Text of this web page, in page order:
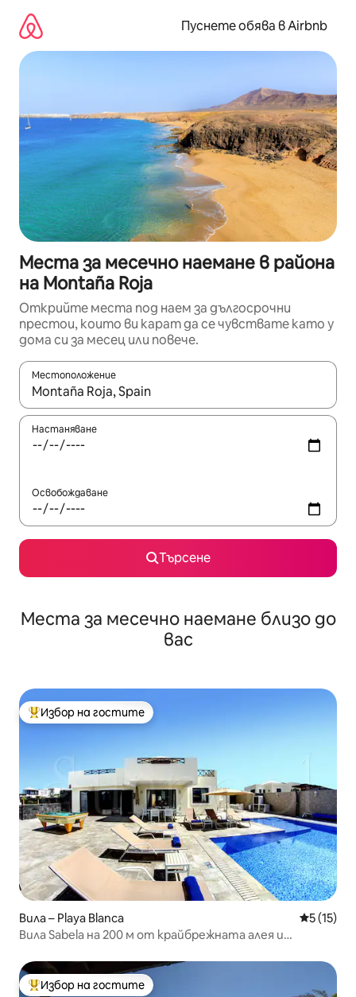
съдържанието
Пуснете обява в Airbnb
Места за месечно наемане в района
на Montaña Roja
Открийте места под наем за дългосрочни
престои, които ви карат да се чувствате като у
дома си за месец или повече.
Местоположение
Когато резултатите се покажат, използвайте
Настаняване
Освобождаване
Търсене
Места за месечно наемане близо до
вас
Най-популярен избор на гостите
Избор на гостите
Вила – Playa Blanca Средна
5 (15)
Вила Sabela на 200 м от крайбрежната алея и
Най-популярен избор на гостите
Избор на гостите